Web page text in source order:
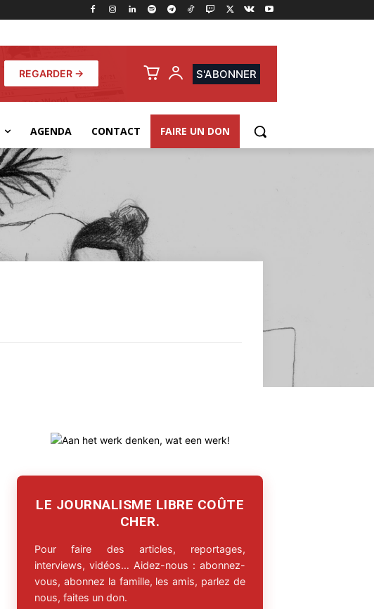
REGARDER → S'ABONNER
AGENDA CONTACT FAIRE UN DON
LE JOURNALISME LIBRE COÛTE
CHER.
Pour faire des articles, reportages,
interviews, vidéos… Aidez-nous : abonnez-
vous, abonnez la famille, les amis, parlez de
nous, faites un don.